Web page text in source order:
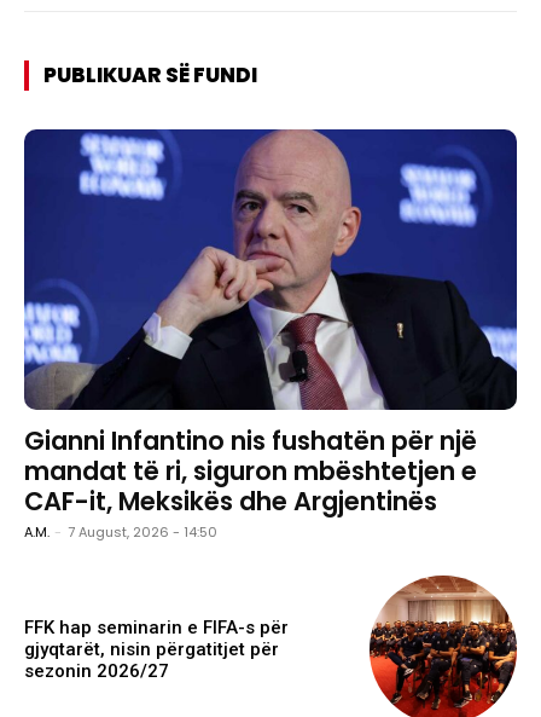
PUBLIKUAR SË FUNDI
Gianni Infantino nis fushatën për një
mandat të ri, siguron mbështetjen e
CAF-it, Meksikës dhe Argjentinës
A.M. - 7 August, 2026 - 14:50
FFK hap seminarin e FIFA-s për
gjyqtarët, nisin përgatitjet për
sezonin 2026/27